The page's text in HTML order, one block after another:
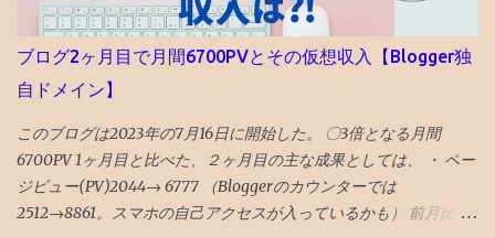
ブログ2ヶ月目で月間6700PVとその仮想収入【Blogger独
自ドメイン】
このブログは2023年の7月16日に開始した。 〇3倍となる月間
6700PV 1ヶ月目と比べた、２ヶ月目の主な成果としては、 ・ ペー
ジビュー(PV)2044→ 6777 （Bloggerのカウンターでは
2512→8861。スマホの自己アクセスが入っているかも） 前月比 P